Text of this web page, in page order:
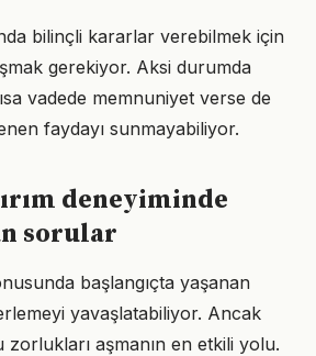
bilinçli kararlar verebilmek için
gerekiyor. Aksi durumda
vadede memnuniyet verse de
faydayı sunmayabiliyor.
deneyiminde
sorular
başlangıçta yaşanan
yavaşlatabiliyor. Ancak
zorlukları aşmanın en etkili yolu.